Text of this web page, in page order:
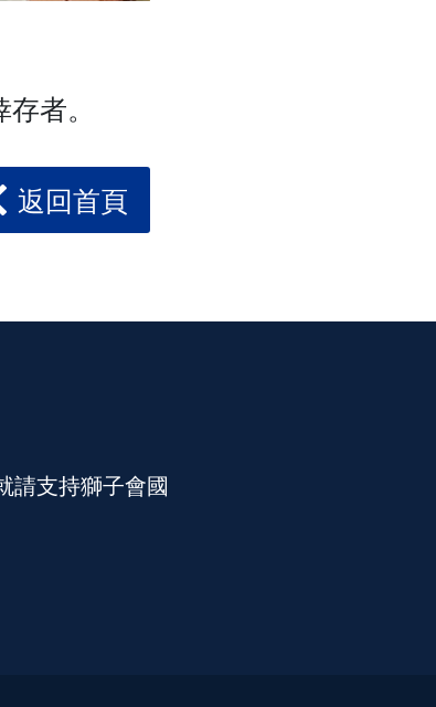
者。
返回首頁
請支持獅子會國